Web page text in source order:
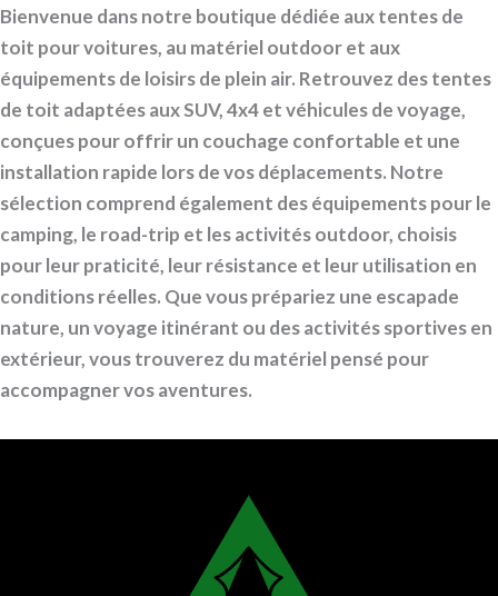
Bienvenue dans notre boutique dédiée aux tentes de
toit pour voitures, au matériel outdoor et aux
équipements de loisirs de plein air. Retrouvez des tentes
de toit adaptées aux SUV, 4x4 et véhicules de voyage,
conçues pour offrir un couchage confortable et une
installation rapide lors de vos déplacements. Notre
sélection comprend également des équipements pour le
camping, le road-trip et les activités outdoor, choisis
pour leur praticité, leur résistance et leur utilisation en
conditions réelles. Que vous prépariez une escapade
nature, un voyage itinérant ou des activités sportives en
extérieur, vous trouverez du matériel pensé pour
accompagner vos aventures.